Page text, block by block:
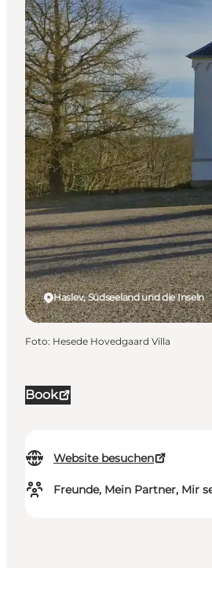
Book
Website besuchen
Freunde, Mein Partner, Mir
Haslev, Südseeland und die Inseln
Foto: Hesede Hovedgaard Villa